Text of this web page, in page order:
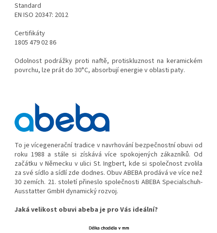
Standard
EN ISO 20347: 2012
Certifikáty
1805 479 02 86
Odolnost podrážky proti naftě, protiskluznost na keramickém
povrchu, lze prát do 30°C, absorbují energie v oblasti paty.
To je vícegenerační tradice v navrhování bezpečnostní obuvi od
roku 1988 a stále si získává více spokojených zákazníků. Od
začátku v Německu v ulici St. Ingbert, kde si společnost zvolila
za své sídlo a sídlí zde dodnes. Obuv ABEBA prodává ve více než
30 zemích. 21. století přineslo společnosti ABEBA Specialschuh-
Ausstatter GmbH dynamický rozvoj.
Jaká velikost obuvi abeba je pro Vás ideální?